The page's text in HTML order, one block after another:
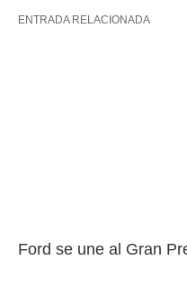
ENTRADA RELACIONADA
Ford se une al Gran